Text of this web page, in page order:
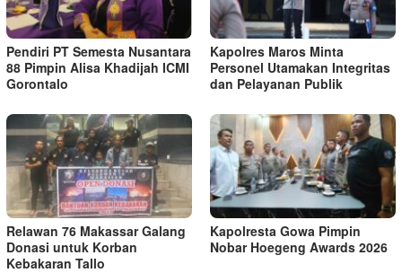
Pendiri PT Semesta Nusantara
88 Pimpin Alisa Khadijah ICMI
Gorontalo
Kapolres Maros Minta
Personel Utamakan Integritas
dan Pelayanan Publik
Relawan 76 Makassar Galang
Donasi untuk Korban
Kebakaran Tallo
Kapolresta Gowa Pimpin
Nobar Hoegeng Awards 2026